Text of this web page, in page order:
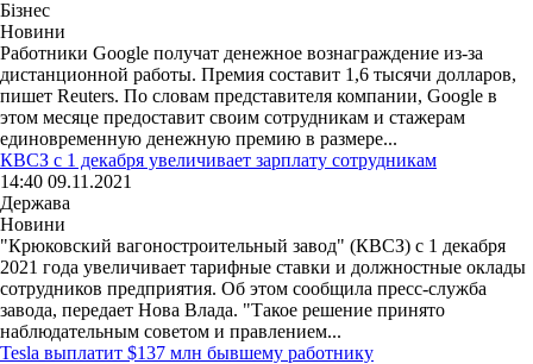
Бізнес
Новини
Работники Google получат денежное вознаграждение из-за
дистанционной работы. Премия составит 1,6 тысячи долларов,
пишет Reuters. По словам представителя компании, Google в
этом месяце предоставит своим сотрудникам и стажерам
единовременную денежную премию в размере...
КВСЗ с 1 декабря увеличивает зарплату сотрудникам
14:40 09.11.2021
Держава
Новини
"Крюковский вагоностроительный завод" (КВСЗ) с 1 декабря
2021 года увеличивает тарифные ставки и должностные оклады
сотрудников предприятия. Об этом сообщила пресс-служба
завода, передает Нова Влада. "Такое решение принято
наблюдательным советом и правлением...
Tesla выплатит $137 млн бывшему работнику